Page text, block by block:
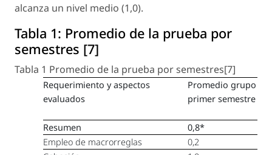
alcanza un nivel medio (1,0).
Tabla 1: Promedio de la prueba por
semestres [7]
Tabla 1 Promedio de la prueba por semestres[7]
Requerimiento y aspectos
evaluados
Promedio grupo de
primer semestre
Resumen
0,8*
Empleo de macrorreglas
0,2